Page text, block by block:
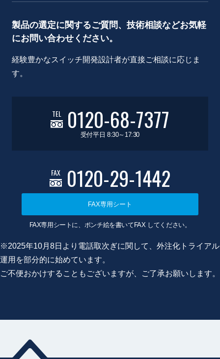
製品の選定に関するご質問、技術相談などお気軽
にお問い合わせください。
経験豊かなスイッチ開発設計者が直接ご相談に応じま
す。
TEL 0120-68-7377
受付平日 8:30～17:30
FAX 0120-29-1442
FAX専用シート
FAX専用シートに、ポンチ絵を書いてFAX してください。
※2025年10月8日より電話取次ぎに関して、外注化トライアル
運用を部分的に始めています。
ご不便おかけすることもございますが、ご了承お願いします。